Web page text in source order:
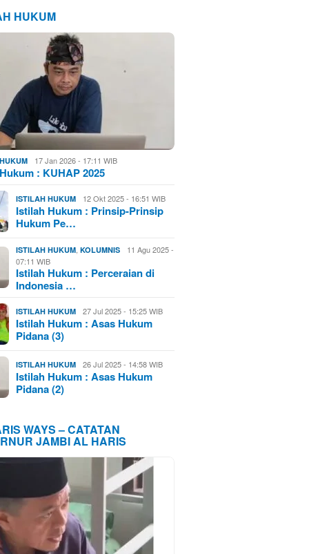
HUKUM
17 Jan 2026 - 17:11 WIB
: KUHAP 2025
ISTILAH HUKUM 12 Okt 2025 - 16:51 WIB
Istilah Hukum : Prinsip-Prinsip
Hukum Pe…
ISTILAH HUKUM ,KOLUMNIS
11 Agu 2025 -
07:11 WIB
Istilah Hukum : Perceraian di
Indonesia …
ISTILAH HUKUM 27 Jul 2025 - 15:25 WIB
Istilah Hukum : Asas Hukum
Pidana (3)
ISTILAH HUKUM 26 Jul 2025 - 14:58 WIB
Istilah Hukum : Asas Hukum
Pidana (2)
WAYS – CATATAN
JAMBI AL HARIS